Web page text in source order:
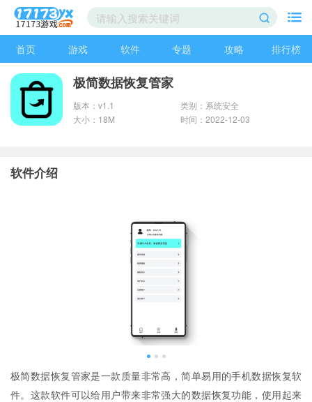
首页 游戏 软件 专题 攻略 排行榜
极简数据恢复管家
版本：v1.1
类别：系统安全
大小：18M
时间：2022-12-03
软件介绍
极简数据恢复管家是一款质量非常高，简单易用的手机数据恢复软
件。这款软件可以给用户带来非常强大的数据恢复功能，使用起来